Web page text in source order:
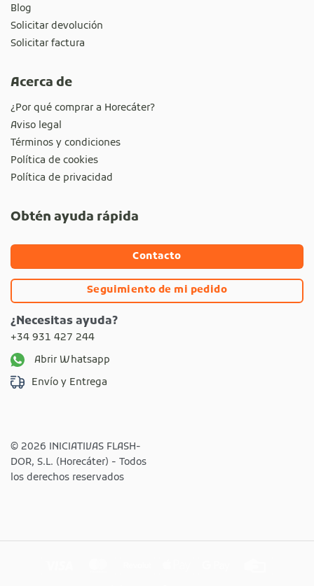
Blog
Solicitar devolución
Solicitar factura
Acerca de
¿Por qué comprar a Horecáter?
Aviso legal
Términos y condiciones
Política de cookies
Política de privacidad
Obtén ayuda rápida
Contacto
Seguimiento de mi pedido
¿Necesitas ayuda?
+34 931 427 244
Abrir Whatsapp
Envío y Entrega
© 2026 INICIATIVAS FLASH-
DOR, S.L. (Horecáter) - Todos
los derechos reservados